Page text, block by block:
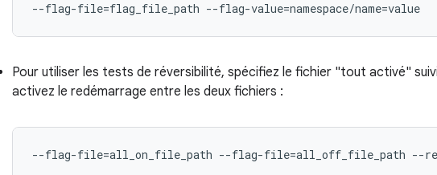
--flag-file=flag_file_path --flag-value=namespace/name=value
Pour utiliser les tests de réversibilité, spécifiez le fichier "tout activé"
activez le redémarrage entre les deux fichiers :
--flag-file=all_on_file_path --flag-file=all_off_file_path --